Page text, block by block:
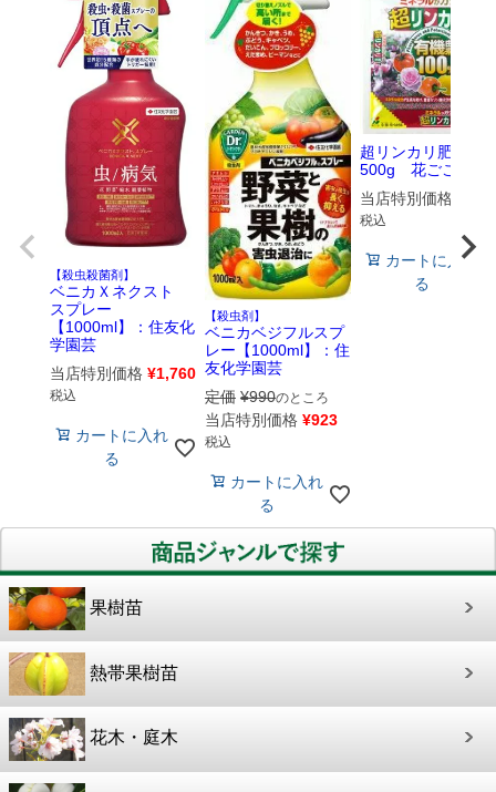
【殺虫殺菌剤】
ベニカＸネクスト
スプレー
【1000ml】：住友化
学園芸
当店特別価格 ¥1,760
税込
カートに入れ
る
【殺虫剤】
ベニカベジフルスプ
レー【1000ml】：住
友化学園芸
定価 ¥990のところ
当店特別価格 ¥923
税込
カートに入れ
る
超リンカリ肥料
500g 花ごころ
当店特別価格
税込
カートに入れ
る
果樹苗
熱帯果樹苗
花木・庭木